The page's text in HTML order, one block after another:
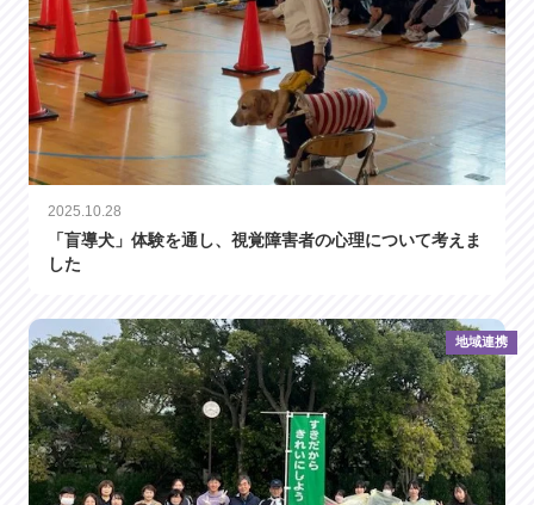
2025.10.28
「盲導犬」体験を通し、視覚障害者の心理について考えま
した
地域連携